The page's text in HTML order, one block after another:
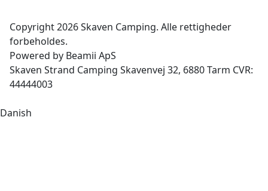
Copyright 2026 Skaven Camping. Alle rettigheder
forbeholdes.
Powered by Beamii ApS
Skaven Strand Camping Skavenvej 32, 6880 Tarm CVR:
44444003
Danish